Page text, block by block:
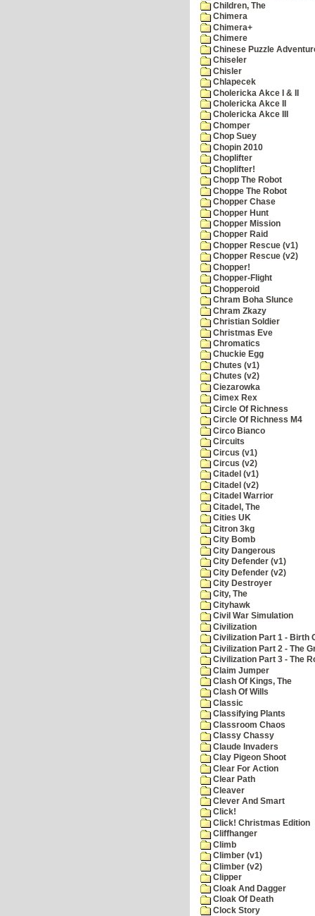
Children, The
Chimera
Chimera+
Chimere
Chinese Puzzle
Chiseler
Chisler
Chlapecek
Cholericka Akce I & II
Cholericka Akce II
Cholericka Akce III
Chomper
Chop Suey
Chopin 2010
Choplifter
Choplifter!
Chopp The Robot
Choppe The Robot
Chopper Chase
Chopper Hunt
Chopper Mission
Chopper Raid
Chopper Rescue (v1)
Chopper Rescue (v2)
Chopper!
Chopper-Flight
Chopperoid
Chram Boha Slunce
Chram Zkazy
Christian Soldier
Christmas Eve
Chromatics
Chuckie Egg
Chutes (v1)
Chutes (v2)
Ciezarowka
Cimex Rex
Circle Of Richness
Circle Of Richness M4
Circo Bianco
Circuits
Circus (v1)
Circus (v2)
Citadel (v1)
Citadel (v2)
Citadel Warrior
Citadel, The
Cities UK
Citron 3kg
City Bomb
City Dangerous
City Defender (v1)
City Defender (v2)
City Destroyer
City, The
Cityhawk
Civil War Simulation
Civilization
Civilization Part 1 - Birth
Civilization Part 2 - The
Civilization Part 3 - The
Claim Jumper
Clash Of Kings, The
Clash Of Wills
Classic
Classifying Plants
Classroom Chaos
Classy Chassy
Claude Invaders
Clay Pigeon Shoot
Clear For Action
Clear Path
Cleaver
Clever And Smart
Click!
Click! Christmas Edition
Cliffhanger
Climb
Climber (v1)
Climber (v2)
Clipper
Cloak And Dagger
Cloak Of Death
Clock Story